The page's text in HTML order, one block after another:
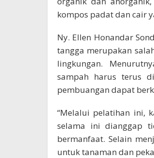
kompos padat dan cair
Ny. Ellen Honandar
tangga merupakan
lingkungan.
sampah harus terus
pembuangan dapat
“Melalui pelatihan ini,
selama ini dianggap
bermanfaat. Selain
untuk tanaman dan